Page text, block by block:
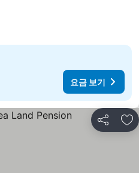
요금 보기
공유 즐